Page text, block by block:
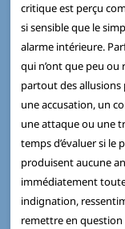
critique est perçu
si sensible que le
alarme intérieure.
qui n’ont que peu ou
partout des allusions
une accusation, un
une attaque ou une
temps d’évaluer si
produisent aucune
immédiatement
indignation,
remettre en